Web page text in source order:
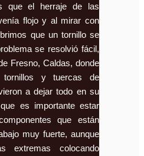
que el herraje de las
flojo y al mirar con
que un tornillo se
se resolvió fácil,
Fresno, Caldas, donde
tornillos y tuercas de
a dejar todo en su
es importante estar
que están
muy fuerte, aunque
extremas colocando